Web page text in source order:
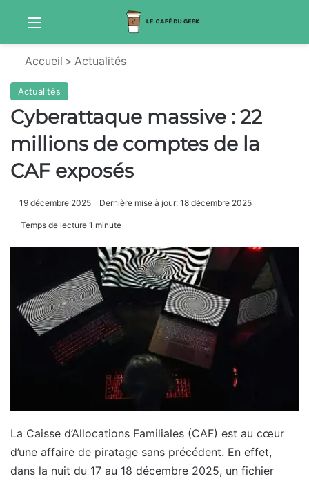
Menu
Accueil > Actualités
Actualités
Cyberattaque massive : 22
millions de comptes de la
CAF exposés
19 décembre 2025 Dernière mise à jour: 18 décembre 2025
Temps de lecture 1 minute
La Caisse d’Allocations Familiales (CAF) est au cœur
d’une affaire de piratage sans précédent. En effet,
dans la nuit du 17 au 18 décembre 2025, un fichier